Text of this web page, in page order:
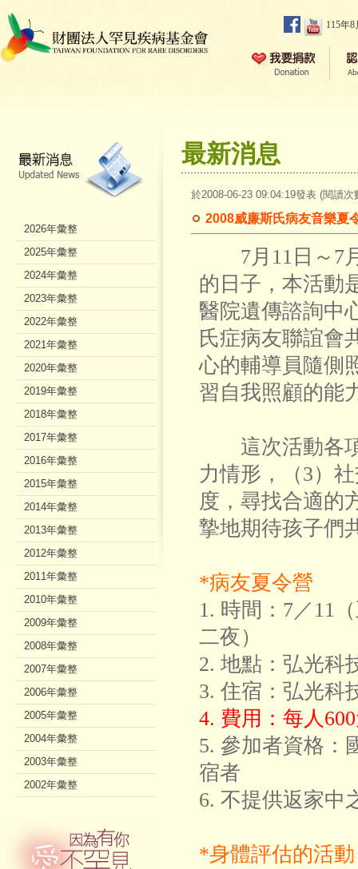
115年
最新消息
於2008-06-23 09:04:19發表 (閱讀次
2008威廉斯氏病友音樂
7月11日～7月
的日子，本活動
醫院遺傳諮詢中
氏症病友聯誼會
心的輔導員隨側
習自我照顧的能
這次活動各項
力情形，（3）
度，尋找合適的
摯地期待孩子們
*病友夏令營
1. 時間：7／11
二夜）
2. 地點：弘光科
3. 住宿：弘光科
4. 費用：每人
5. 參加者資格：
宿者
6. 不提供返家中
*身體評估的活動
2026年彙整
2025年彙整
2024年彙整
2023年彙整
2022年彙整
2021年彙整
2020年彙整
2019年彙整
2018年彙整
2017年彙整
2016年彙整
2015年彙整
2014年彙整
2013年彙整
2012年彙整
2011年彙整
2010年彙整
2009年彙整
2008年彙整
2007年彙整
2006年彙整
2005年彙整
2004年彙整
2003年彙整
2002年彙整